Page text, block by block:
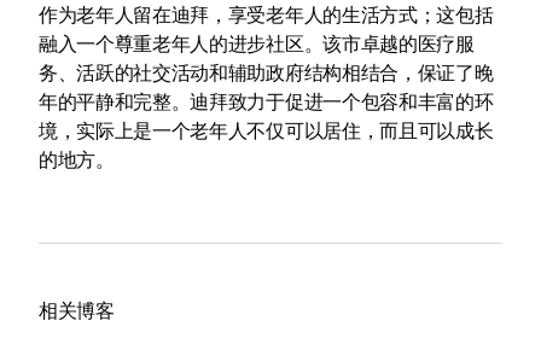
作为老年人留在迪拜，享受老年人的生活方式；这包括
融入一个尊重老年人的进步社区。该市卓越的医疗服
务、活跃的社交活动和辅助政府结构相结合，保证了晚
年的平静和完整。迪拜致力于促进一个包容和丰富的环
境，实际上是一个老年人不仅可以居住，而且可以成长
的地方。
相关博客